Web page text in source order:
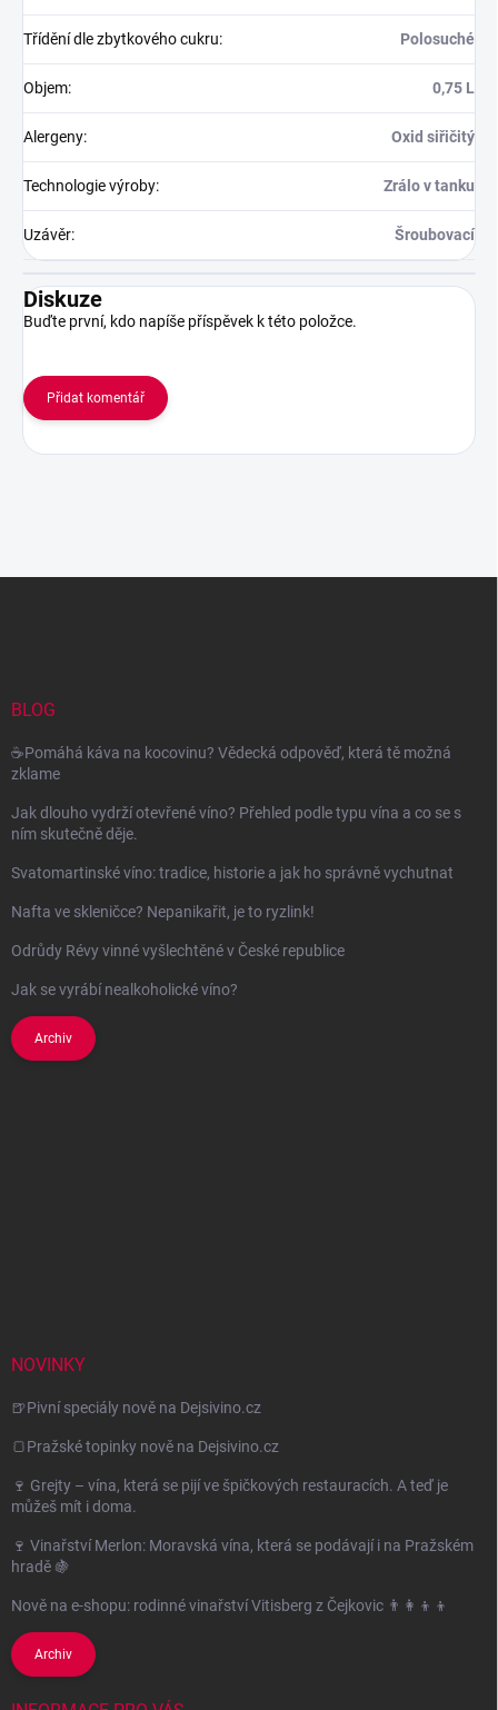
Třídění dle zbytkového cukru: Polosuché
Objem: 0,75 L
Alergeny: Oxid siřičitý
Technologie výroby: Zrálo v tanku
Uzávěr: Šroubovací
Diskuze
Buďte první, kdo napíše příspěvek k této položce.
Přidat komentář
BLOG
☕Pomáhá káva na kocovinu? Vědecká odpověď, která tě možná
zklame
Jak dlouho vydrží otevřené víno? Přehled podle typu vína a co se s
ním skutečně děje.
Svatomartinské víno: tradice, historie a jak ho správně vychutnat
Nafta ve skleničce? Nepanikařit, je to ryzlink!
Odrůdy Révy vinné vyšlechtěné v České republice
Jak se vyrábí nealkoholické víno?
Archiv
NOVINKY
🍺Pivní speciály nově na Dejsivino.cz
🍞Pražské topinky nově na Dejsivino.cz
🍷 Grejty – vína, která se pijí ve špičkových restauracích. A teď je
můžeš mít i doma.
🍷 Vinařství Merlon: Moravská vína, která se podávají i na Pražském
hradě 🍇
Nově na e-shopu: rodinné vinařství Vitisberg z Čejkovic 👨‍👩‍👦‍👦
Archiv